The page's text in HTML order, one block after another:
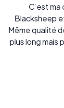
C’est
Blacksheep
Même qualité
plus long mais